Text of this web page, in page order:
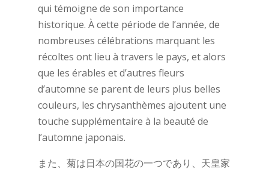
qui témoigne de son importance
historique. À cette période de l’année, de
nombreuses célébrations marquant les
récoltes ont lieu à travers le pays, et alors
que les érables et d’autres fleurs
d’automne se parent de leurs plus belles
couleurs, les chrysanthèmes ajoutent une
touche supplémentaire à la beauté de
l’automne japonais.
また、菊は日本の国花の一つであり、天皇家